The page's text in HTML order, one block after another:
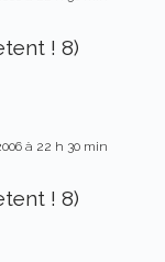
! 8)
à 22 h 30 min
! 8)